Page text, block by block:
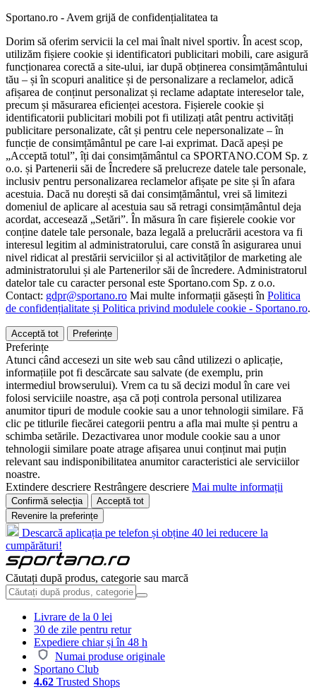
Sportano.ro - Avem grijă de confidențialitatea ta
Dorim să oferim servicii la cel mai înalt nivel sportiv. În acest scop,
utilizăm fișiere cookie și identificatori publicitari mobili, care asigură
funcționarea corectă a site-ului, iar după obținerea consimțământului
tău – și în scopuri analitice și de personalizare a reclamelor, adică
afișarea de conținut personalizat și reclame adaptate intereselor tale,
precum și măsurarea eficienței acestora. Fișierele cookie și
identificatorii publicitari mobili pot fi utilizați atât pentru activități
publicitare personalizate, cât și pentru cele nepersonalizate – în
funcție de consimțământul pe care l-ai exprimat. Dacă apeși pe
„Acceptă totul”, îți dai consimțământul ca SPORTANO.COM Sp. z
o.o. și Partenerii săi de Încredere să prelucreze datele tale personale,
inclusiv pentru personalizarea reclamelor afișate pe site și în afara
acestuia. Dacă nu dorești să dai consimțământul, vrei să limitezi
domeniul de aplicare al acestuia sau să retragi consimțământul deja
acordat, accesează „Setări”. În măsura în care fișierele cookie vor
conține datele tale personale, baza legală a prelucrării acestora va fi
interesul legitim al administratorului, care constă în asigurarea unui
nivel ridicat al prestării serviciilor și al activităților de marketing ale
administratorului și ale Partenerilor săi de încredere. Administratorul
datelor tale cu caracter personal este Sportano.com Sp. z o.o.
Contact: gdpr@sportano.ro Mai multe informații găsești în Politica
de confidențialitate și Politica privind modulele cookie - Sportano.ro.
Acceptă tot Preferințe
Preferințe
Atunci când accesezi un site web sau când utilizezi o aplicație,
informațiile pot fi descărcate sau salvate (de exemplu, prin
intermediul browserului). Vrem ca tu să decizi modul în care vei
folosi serviciile noastre, așa că poți controla personal utilizarea
anumitor tipuri de module cookie sau a unor tehnologii similare. Fă
clic pe titlurile fiecărei categorii pentru a afla mai multe și pentru a
schimba setările. Dezactivarea unor module cookie sau a unor
tehnologii similare poate atrage afișarea unui conținut mai puțin
relevant sau indisponibilitatea anumitor caracteristici ale serviciilor
noastre.
Extindere descriere Restrângere descriere Mai multe informații
Confirmă selecția
Acceptă tot
Revenire la preferințe
Descarcă aplicația pe telefon și obține 40 lei reducere la
cumpărături!
Căutați după produs, categorie sau marcă
Livrare de la 0 lei
30 de zile pentru retur
Expediere chiar și în 48 h
Numai produse originale
Sportano Club
4.62 Trusted Shops